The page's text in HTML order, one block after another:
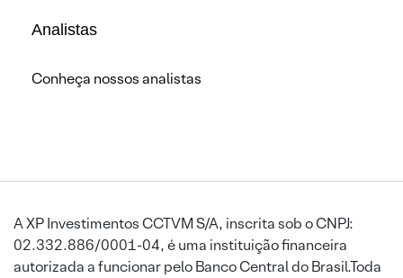
Analistas
Conheça nossos analistas
A XP Investimentos CCTVM S/A, inscrita sob o CNPJ:
02.332.886/0001-04, é uma instituição financeira
autorizada a funcionar pelo Banco Central do Brasil.Toda